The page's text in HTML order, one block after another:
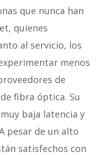
que nunca han
quienes
al servicio, los
menos
de
fibra óptica. Su
baja latencia y
pesar de un alto
satisfechos con